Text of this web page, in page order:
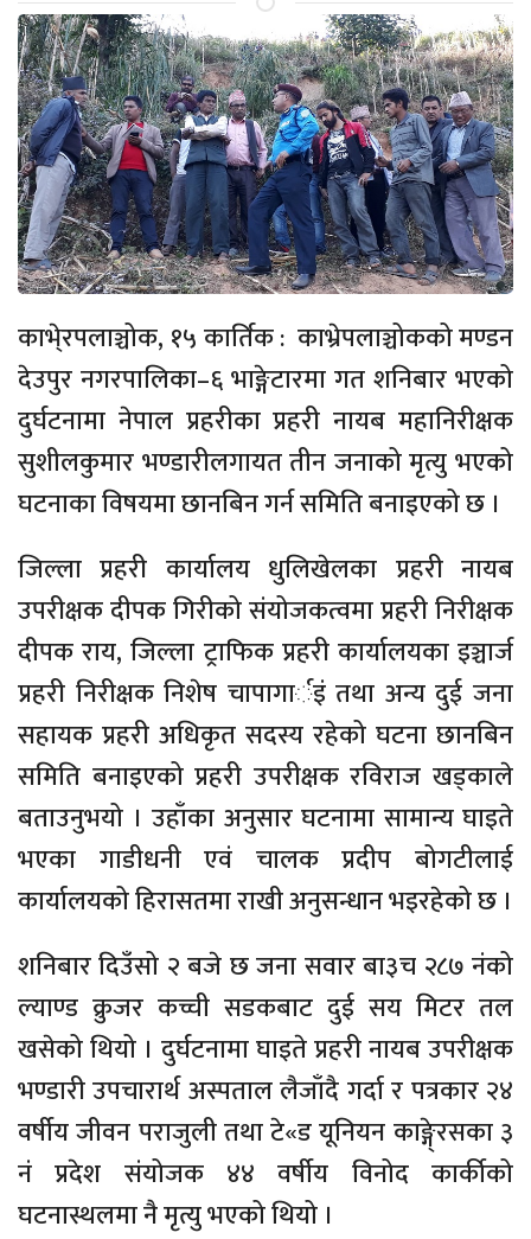
काभे्रपलाञ्चोक, १५ कार्तिक : काभ्रेपलाञ्चोकको मण्डन
देउपुर नगरपालिका–६ भाङ्गेटारमा गत शनिबार भएको
दुर्घटनामा नेपाल प्रहरीका प्रहरी नायब महानिरीक्षक
सुशीलकुमार भण्डारीलगायत तीन जनाको मृत्यु भएको
घटनाका विषयमा छानबिन गर्न समिति बनाइएको छ ।
जिल्ला प्रहरी कार्यालय धुलिखेलका प्रहरी नायब
उपरीक्षक दीपक गिरीको संयोजकत्वमा प्रहरी निरीक्षक
दीपक राय, जिल्ला ट्राफिक प्रहरी कार्यालयका इञ्चार्ज
प्रहरी निरीक्षक निशेष चापागार्इं तथा अन्य दुई जना
सहायक प्रहरी अधिकृत सदस्य रहेको घटना छानबिन
समिति बनाइएको प्रहरी उपरीक्षक रविराज खड्काले
बताउनुभयो । उहाँका अनुसार घटनामा सामान्य घाइते
भएका गाडीधनी एवं चालक प्रदीप बोगटीलाई
कार्यालयको हिरासतमा राखी अनुसन्धान भइरहेको छ ।
शनिबार दिउँसो २ बजे छ जना सवार बा३च २८७ नंको
ल्याण्ड क्रुजर कच्ची सडकबाट दुई सय मिटर तल
खसेको थियो । दुर्घटनामा घाइते प्रहरी नायब उपरीक्षक
भण्डारी उपचारार्थ अस्पताल लैजाँदै गर्दा र पत्रकार २४
वर्षीय जीवन पराजुली तथा टे«ड यूनियन काङ्गे्रसका ३
नं प्रदेश संयोजक ४४ वर्षीय विनोद कार्कीको
घटनास्थलमा नै मृत्यु भएको थियो ।